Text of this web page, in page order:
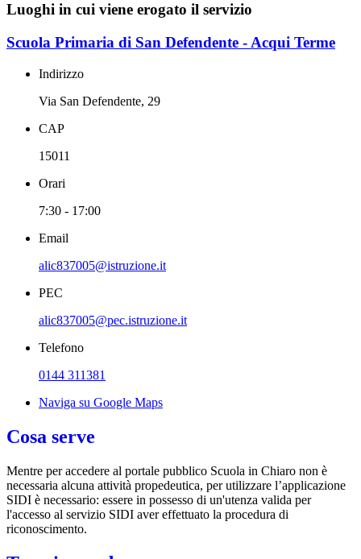
Luoghi in cui viene erogato il servizio
Scuola Primaria di San Defendente - Acqui Terme
Indirizzo
Via San Defendente, 29
CAP
15011
Orari
7:30 - 17:00
Email
alic837005@istruzione.it
PEC
alic837005@pec.istruzione.it
Telefono
0144 311381
Naviga su Google Maps
Cosa serve
Mentre per accedere al portale pubblico Scuola in Chiaro non è
necessaria alcuna attività propedeutica, per utilizzare l’applicazione
SIDI è necessario: essere in possesso di un'utenza valida per
l'accesso al servizio SIDI aver effettuato la procedura di
riconoscimento.